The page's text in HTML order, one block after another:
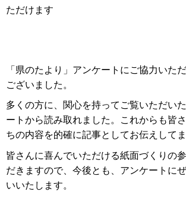
ただけます
「県のたより」アンケートにご協力いた
ございました。
多くの方に、関心を持ってご覧いただい
ートから読み取れました。これからも皆
ちの内容を的確に記事としてお伝えしてま
皆さんに喜んでいただける紙面づくりの
だきますので、今後とも、アンケートに
いいたします。